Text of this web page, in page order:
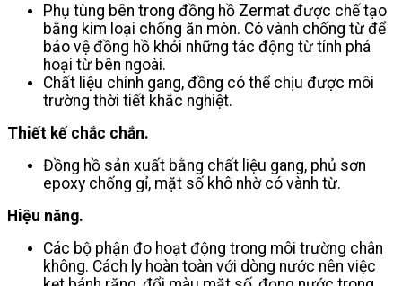
Phụ tùng bên trong đồng hồ Zermat được chế tạo
bằng kim loại chống ăn mòn. Có vành chống từ để
bảo vệ đồng hồ khỏi những tác động từ tính phá
hoại từ bên ngoài.
Chất liệu chính gang, đồng có thể chịu được môi
trường thời tiết khắc nghiệt.
Thiết kế chắc chắn.
Đồng hồ sản xuất bằng chất liệu gang, phủ sơn
epoxy chống gỉ, mặt số khô nhờ có vành từ.
Hiệu năng.
Các bộ phận đo hoạt động trong môi trường chân
không. Cách ly hoàn toàn với dòng nước nên việc